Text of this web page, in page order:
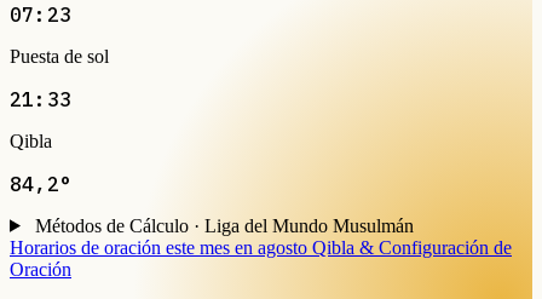
07:23
Puesta de sol
21:33
Qibla
84,2°
Métodos de Cálculo · Liga del Mundo Musulmán
Horarios de oración este mes en agosto Qibla & Configuración de
Oración